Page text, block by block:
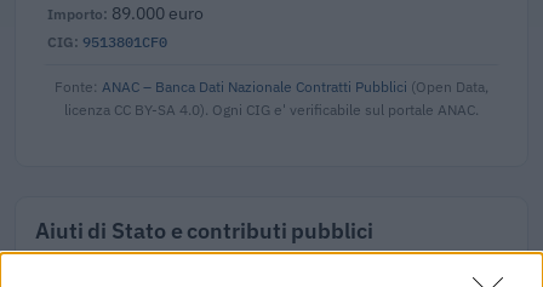
9513801CF0
89.000 euro
Fonte: ANAC – Banca Dati Nazionale Contratti Pubblici (Open Data,
licenza CC BY-SA 4.0). Ogni CIG e' verificabile sul portale ANAC.
Aiuti di Stato e contributi pubblici
Dimensione Ingenierie Srl risulta beneficiaria di 26 aiuti o